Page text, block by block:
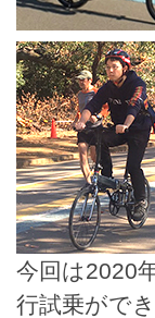
今回は2020
行試乗がで